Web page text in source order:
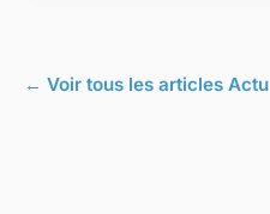
← Voir tous les articles Actu